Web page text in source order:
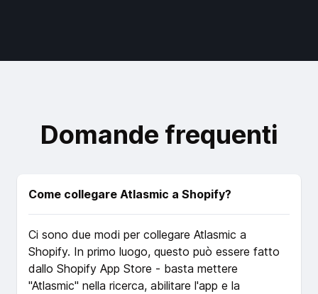
Domande frequenti
Come collegare Atlasmic a Shopify?
Ci sono due modi per collegare Atlasmic a
Shopify. In primo luogo, questo può essere fatto
dallo Shopify App Store - basta mettere
"Atlasmic" nella ricerca, abilitare l'app e la